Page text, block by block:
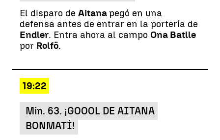
El disparo de Aitana pegó en una
defensa antes de entrar en la portería de
Endler. Entra ahora al campo Ona Batlle
por Rolfö.
19:22
Min. 63. ¡GOOOL DE AITANA
BONMATÍ!